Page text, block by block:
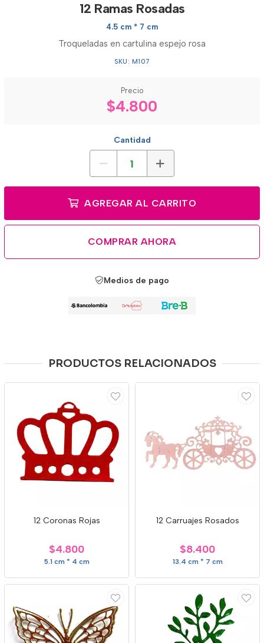
12 Ramas Rosadas
4.5 cm * 7 cm
Troqueladas en cartulina espejo rosa
SKU: M107
Precio
$4.800
Cantidad
AGREGAR AL CARRITO
COMPRAR AHORA
Medios de pago
PRODUCTOS RELACIONADOS
12 Coronas Rojas
$4.800
5.1 cm * 4 cm
12 Carruajes Rosados
$8.400
13.4 cm * 7 cm